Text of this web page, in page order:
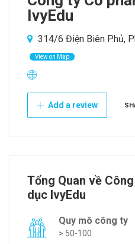
IvyEdu
314/6 Điện Biên Phủ,
View on Map
Add a review
Tổng Quan về
dục IvyEdu
Quy mô công ty
> 50-100